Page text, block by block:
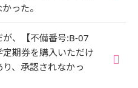
った。
が、【不備番号:B-07
期券を購入いただけ
、承認されなかっ